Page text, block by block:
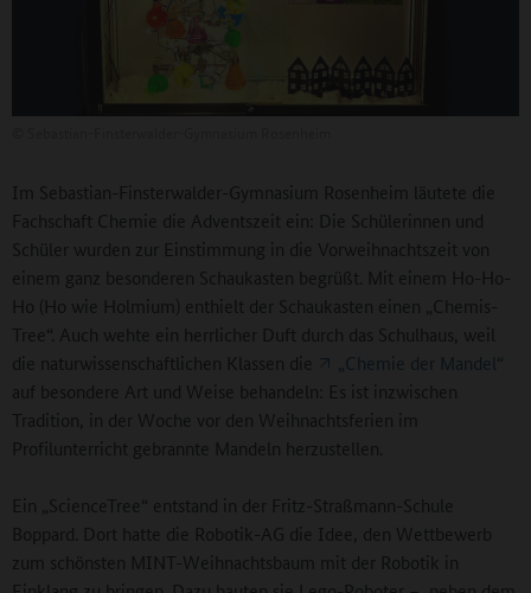
Im Sebastian-Finsterwalder-Gymnasium Rosenheim läutete die
Fachschaft Chemie die Adventszeit ein: Die Schülerinnen und
Schüler wurden zur Einstimmung in die Vorweihnachtszeit von
einem ganz besonderen Schaukasten begrüßt. Mit einem Ho-Ho-
Ho (Ho wie Holmium) enthielt der Schaukasten einen „Chemis-
Tree“. Auch wehte ein herrlicher Duft durch das Schulhaus, weil
die naturwissenschaftlichen Klassen die
„Chemie der Mandel“
auf besondere Art und Weise behandeln: Es ist inzwischen
Tradition, in der Woche vor den Weihnachtsferien im
Profilunterricht gebrannte Mandeln herzustellen.
Ein „ScienceTree“ entstand in der Fritz-Straßmann-Schule
Boppard. Dort hatte die Robotik-AG die Idee, den Wettbewerb
zum schönsten MINT-Weihnachtsbaum mit der Robotik in